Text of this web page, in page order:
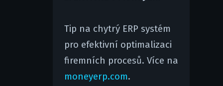
Tip na chytrý ERP systém
pro efektivní optimalizaci
firemních procesů. Více na
moneyerp.com.